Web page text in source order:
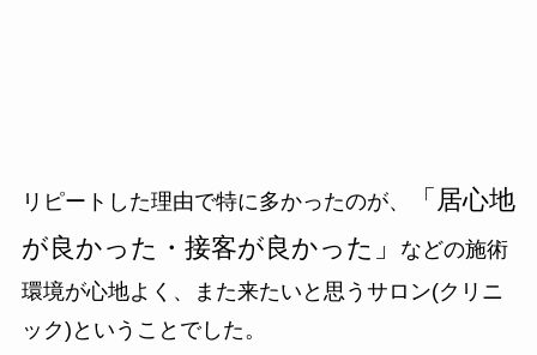
リピートした理由で特に多かったのが、
「居心地
が良かった・接客が良かった」
などの施術
環境が心地よく、また来たいと思うサロン(クリニ
ック)ということでした。